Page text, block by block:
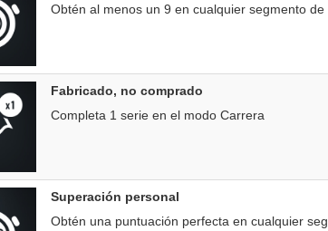
Obtén al menos un 9 en cualquier segmento de
Fabricado, no comprado
Completa 1 serie en el modo Carrera
Superación personal
Obtén una puntuación perfecta en cualquier